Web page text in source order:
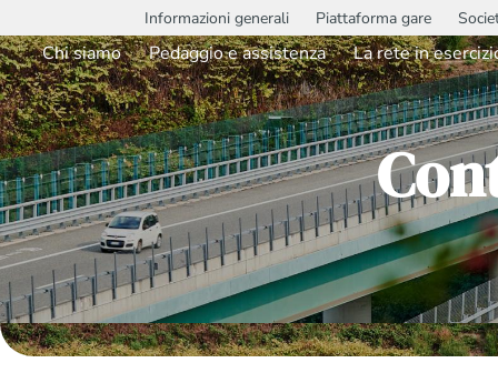
Informazioni generali Piattaforma gare
Chi siamo Pedaggio e assistenza La rete in